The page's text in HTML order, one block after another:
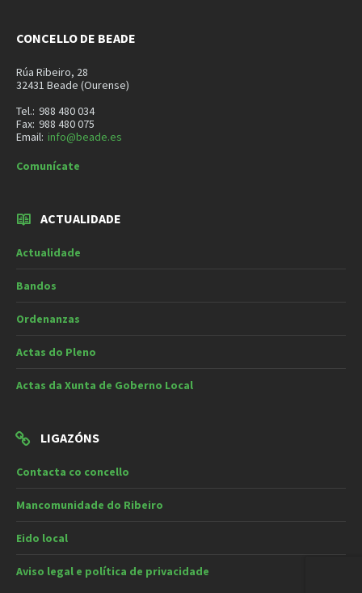
CONCELLO DE BEADE
Rúa Ribeiro, 28
32431 Beade (Ourense)
Tel.: 988 480 034
Fax: 988 480 075
Email: info@beade.es
Comunícate
ACTUALIDADE
Actualidade
Bandos
Ordenanzas
Actas do Pleno
Actas da Xunta de Goberno Local
LIGAZÓNS
Contacta co concello
Mancomunidade do Ribeiro
Eido local
Aviso legal e política de privacidade